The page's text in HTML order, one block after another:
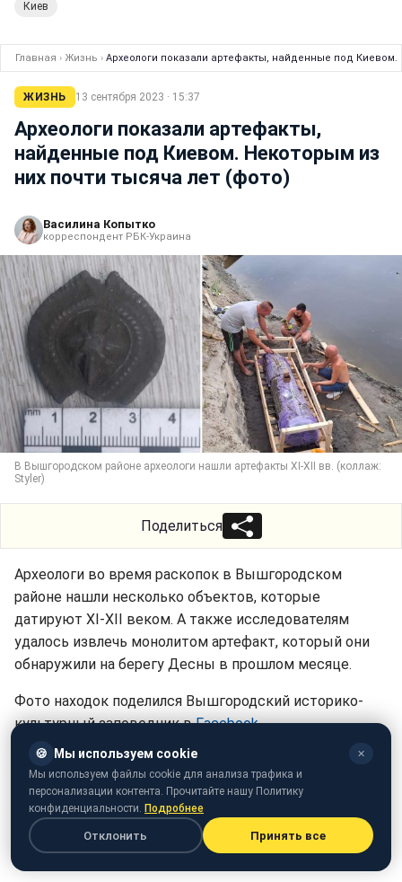
Киев
Главная › Жизнь › Археологи показали артефакты, найденные под Киевом.
ЖИЗНЬ 13 сентября 2023 · 15:37
Археологи показали артефакты,
найденные под Киевом. Некоторым из
них почти тысяча лет (фото)
Василина Копытко
корреспондент РБК-Украина
В Вышгородском районе археологи нашли артефакты XI-XII вв. (коллаж:
Styler)
Поделиться
Археологи во время раскопок в Вышгородском
районе нашли несколько объектов, которые
датируют XI-XII веком. А также исследователям
удалось извлечь монолитом артефакт, который они
обнаружили на берегу Десны в прошлом месяце.
Фото находок поделился Вышгородский историко-
культурный заповедник вFacebook.
🍪 Мы используем cookie ✕
Мы используем файлы cookie для анализа трафика и
персонализации контента. Прочитайте нашу Политику
конфиденциальности. Подробнее
Отклонить Принять все